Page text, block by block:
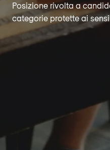
Posizione rivolta a
categorie protette ai